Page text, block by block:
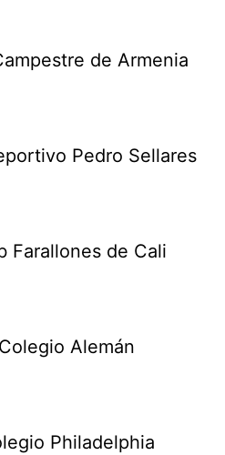
de Armenia
Pedro Sellares
Farallones de Cali
Colegio Alemán
Philadelphia